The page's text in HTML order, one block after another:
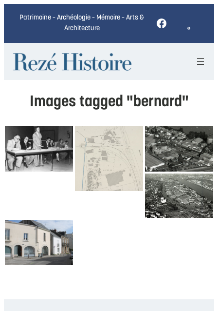
Patrimoine – Archéologie – Mémoire – Arts &
Architecture
Facebook
Images tagged "bernard"